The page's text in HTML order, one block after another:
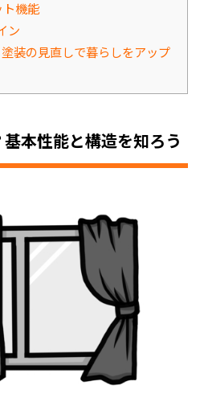
機能
ン
装の見直しで暮らしをアップ
本性能と構造を知ろう